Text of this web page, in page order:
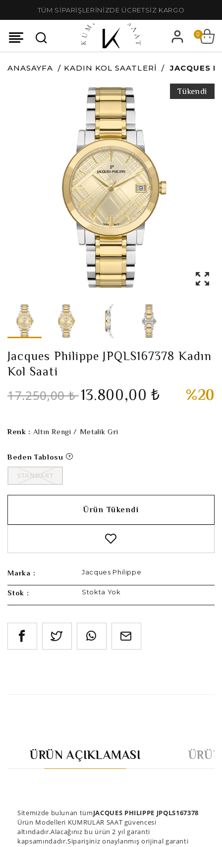
TÜM SİPARİŞLERİNİZDE ÜCRETSİZ KARGO
0
ANASAYFA KADIN KOL SAATLERI JACQUES
Tükendi
Jacques Philippe JPQLS167378 Kadın
Kol Saati
17.250,00 ₺13.800,00 ₺ %20
Renk : Altın Rengi / Metalik Gri
Beden Tablosu
STANDART
Ürün Tükendi
Marka : Jacques Philippe
Stok : Stokta Yok
ÜRÜN AÇIKLAMASI
Sitemizde bulunan tümJACQUES PHILIPPE JPQLS167378
Ürün Modelleri KUMRULAR SAAT güvencesi
altındadır.Alacağınız bu ürün 2 yıl garanti
kapsamındadır.Siparişiniz onaylanmış orijinal garanti